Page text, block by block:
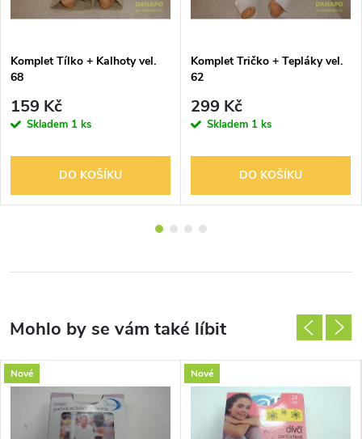
Komplet Tílko + Kalhoty vel.
68
159 Kč
Skladem 1 ks
DO KOŠÍKU
Komplet Tričko + Tepláky vel.
62
299 Kč
Skladem 1 ks
DO KOŠÍKU
Nové Nové